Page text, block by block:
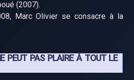
(2007).
Marc Olivier se consacre à la
PEUT PAS PLAIRE À TOUT LE